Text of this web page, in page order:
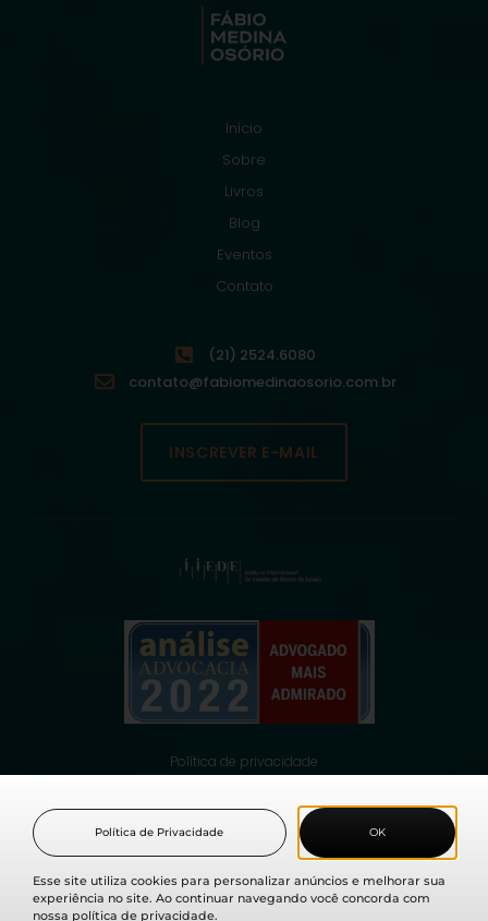
Início
Sobre
Livros
Blog
Eventos
Contato
(21) 2524.6080
contato@fabiomedinaosorio.com.br
INSCREVER E-MAIL
Política de privacidade
© 2021 Fabio Medina Osorio, todos os direitos reservados.
Esse site utiliza cookies para personalizar anúncios e melhorar sua
experiência no site. Ao continuar navegando você concorda com
nossa política de privacidade.
OK
Política de Privacidade